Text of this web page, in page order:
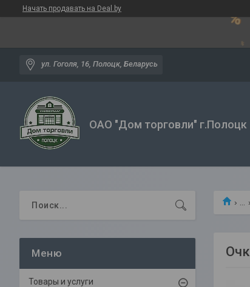
Начать продавать на Deal.by
ул. Гоголя, 16, Полоцк, Беларусь
ОАО "Дом торговли" г.Полоцк
Товары и услуги